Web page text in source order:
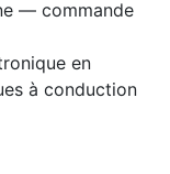
— commande
en
à conduction